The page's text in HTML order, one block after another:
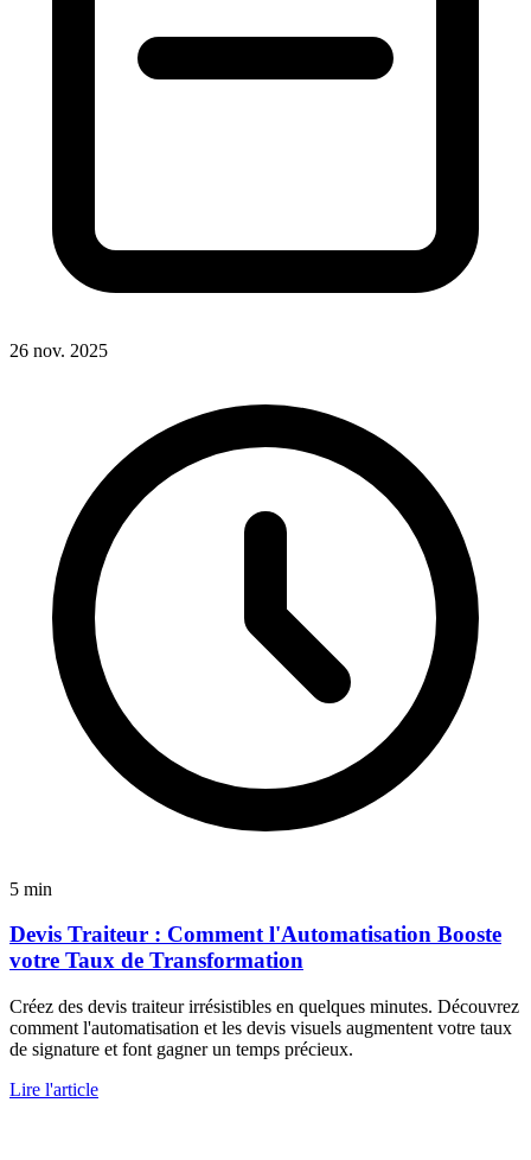
26 nov. 2025
5 min
Devis Traiteur : Comment l'Automatisation Booste
votre Taux de Transformation
Créez des devis traiteur irrésistibles en quelques minutes. Découvrez
comment l'automatisation et les devis visuels augmentent votre taux
de signature et font gagner un temps précieux.
Lire l'article